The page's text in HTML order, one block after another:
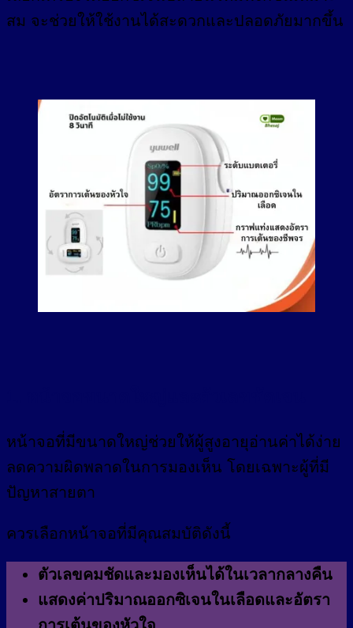
สม จะช่วยให้ใช้งานได้สะดวกและปลอดภัยมากขึ้น
หน้าจอที่มีขนาดใหญ่ช่วยให้ผู้สูงอายุอ่านค่าได้ง่าย
ลดความผิดพลาดในการมองเห็น โดยเฉพาะผู้ที่มี
ปัญหาสายตา
ควรเลือกหน้าจอที่มีคุณสมบัติดังนี้
ตัวเลขคมชัดและมองเห็นได้ในเวลากลางคืน
แสดงค่าปริมาณออกซิเจนในเลือดและอัตรา